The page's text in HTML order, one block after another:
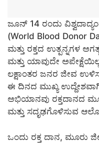
ಜೂನ್ 14 ರಂದು
(World Blood Donor
ಮತ್ತು ರಕ್ತದ ಉತ್ಪನ್ನಗಳ
ಮತ್ತು ಯಾವುದೇ
ಲಕ್ಷಾಂತರ ಜನರ ಜೀವ
ಈ ದಿನದ ಮುಖ್ಯ
ಅಭಿಯಾನವು ರಕ್ತದಾನದ
ಮತ್ತು ಸದೃಢಗೊಳಿಸುವ
ಒಂದು ರಕ್ತ ದಾನ, ಮೂರು